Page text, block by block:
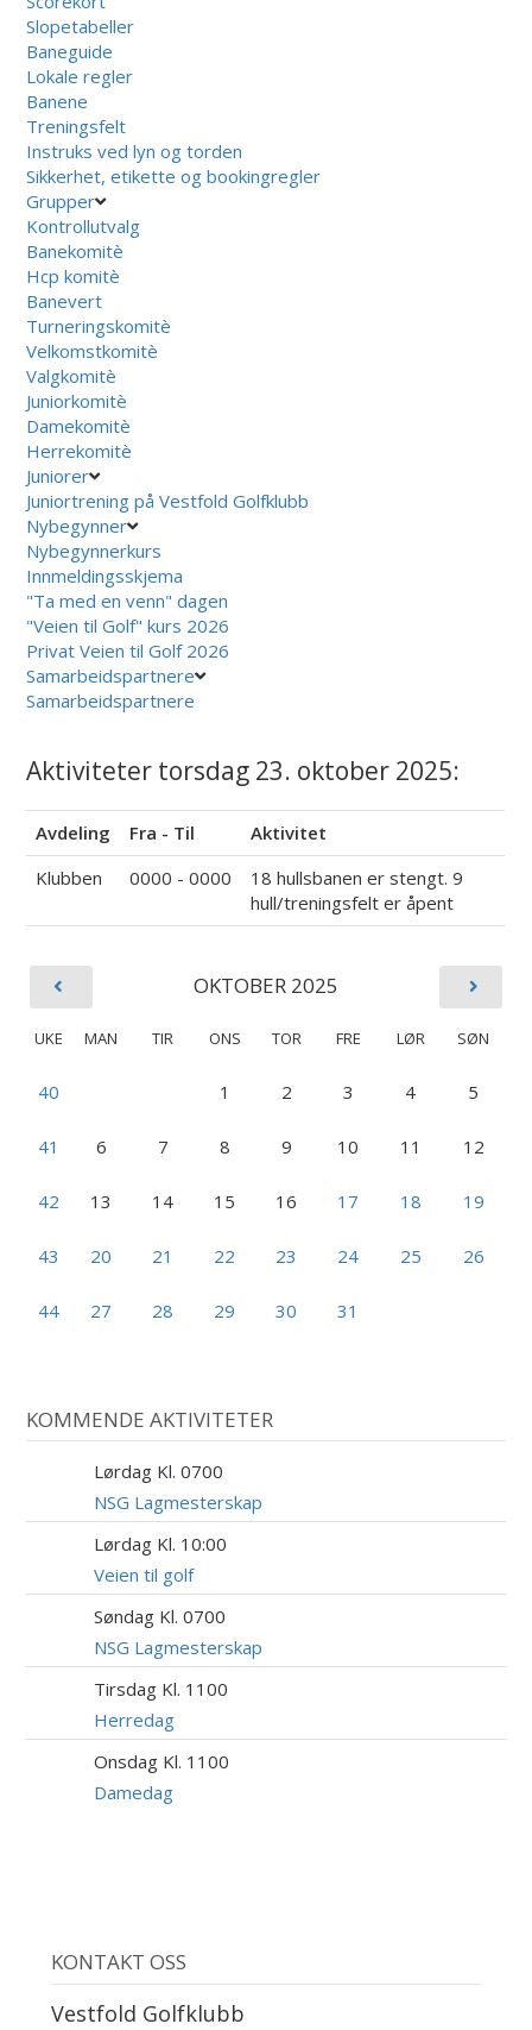
Slopetabeller
Baneguide
Lokale regler
Banene
Treningsfelt
Instruks ved lyn og torden
Sikkerhet, etikette og bookingregler
Grupper
Kontrollutvalg
Banekomitè
Hcp komitè
Banevert
Turneringskomitè
Velkomstkomitè
Valgkomitè
Juniorkomitè
Damekomitè
Herrekomitè
Juniorer
Juniortrening på Vestfold Golfklubb
Nybegynner
Nybegynnerkurs
Innmeldingsskjema
"Ta med en venn" dagen
"Veien til Golf" kurs 2026
Privat Veien til Golf 2026
Samarbeidspartnere
Samarbeidspartnere
Aktiviteter torsdag 23. oktober 2025:
Avdeling Fra - Til
Aktivitet
Klubben
0000 - 0000
18 hullsbanen er stengt. 9
hull/treningsfelt er åpent
OKTOBER 2025
UKE MAN TIR ONS TOR FRE LØR SØN
40 1 2 3 4 5
41 6 7 8 9 10 11 12
42 13 14 15 16 17 18 19
43 20 21 22 23 24 25 26
44 27 28 29 30 31
KOMMENDE AKTIVITETER
Lørdag Kl. 0700
NSG Lagmesterskap
Lørdag Kl. 10:00
Veien til golf
Søndag Kl. 0700
NSG Lagmesterskap
Tirsdag Kl. 1100
Herredag
Onsdag Kl. 1100
Damedag
KONTAKT OSS
Vestfold Golfklubb